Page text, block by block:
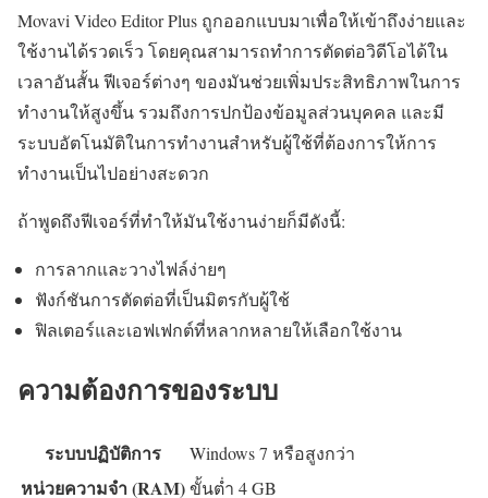
Movavi Video Editor Plus ถูกออกแบบมาเพื่อให้เข้าถึงง่ายและ
ใช้งานได้รวดเร็ว โดยคุณสามารถทำการตัดต่อวิดีโอได้ใน
เวลาอันสั้น ฟีเจอร์ต่างๆ ของมันช่วยเพิ่มประสิทธิภาพในการ
ทำงานให้สูงขึ้น รวมถึงการปกป้องข้อมูลส่วนบุคคล และมี
ระบบอัตโนมัติในการทำงานสำหรับผู้ใช้ที่ต้องการให้การ
ทำงานเป็นไปอย่างสะดวก
ถ้าพูดถึงฟีเจอร์ที่ทำให้มันใช้งานง่ายก็มีดังนี้:
การลากและวางไฟล์ง่ายๆ
ฟังก์ชันการตัดต่อที่เป็นมิตรกับผู้ใช้
ฟิลเตอร์และเอฟเฟกต์ที่หลากหลายให้เลือกใช้งาน
ความต้องการของระบบ
ระบบปฏิบัติการ Windows 7 หรือสูงกว่า
หน่วยความจำ (RAM)ขั้นต่ำ 4 GB